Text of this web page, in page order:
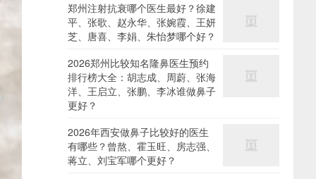
郑州注射抗衰哪个医生最好？徐建
平、张歌、赵永华、张婉霞、王妍
芝、唐喜、李娟、朱怡梦哪个好？
2026郑州比较知名隆鼻医生预约
排行榜大全：胡志成、周蔚、张海
洋、王启立、张鹏、李冰谁做鼻子
更好？
2026年西安做鼻子比较好的医生
有哪些？曾熬、霍玉旺、房志强、
蒋立、刘宝军哪个更好？